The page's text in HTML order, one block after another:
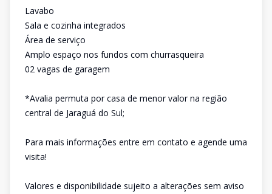
Lavabo
Sala e cozinha integrados
Área de serviço
Amplo espaço nos fundos com churrasqueira
02 vagas de garagem
*Avalia permuta por casa de menor valor na região
central de Jaraguá do Sul;
Para mais informações entre em contato e agende uma
visita!
Valores e disponibilidade sujeito a alterações sem aviso